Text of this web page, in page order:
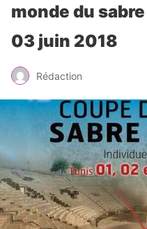
monde du
03 juin 2018
Rédaction